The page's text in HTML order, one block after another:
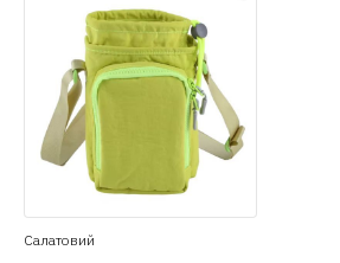
Салатовий